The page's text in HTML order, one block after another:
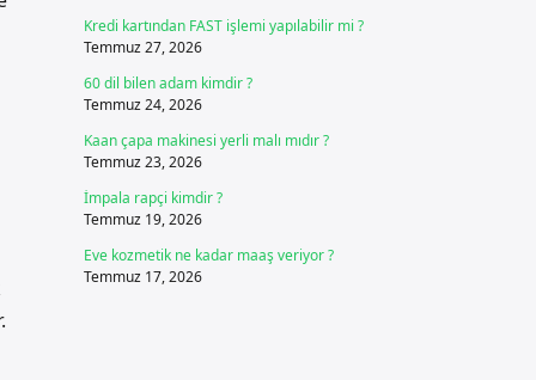
Kredi kartından FAST işlemi yapılabilir mi ?
Temmuz 27, 2026
60 dil bilen adam kimdir ?
Temmuz 24, 2026
Kaan çapa makinesi yerli malı mıdır ?
Temmuz 23, 2026
İmpala rapçi kimdir ?
Temmuz 19, 2026
Eve kozmetik ne kadar maaş veriyor ?
Temmuz 17, 2026